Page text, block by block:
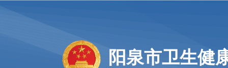
阳泉市卫生健